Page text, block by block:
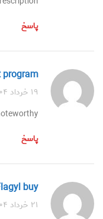
پاسخ
program
۱۹ خرداد ۱۴۰۴ در ۱۰:۴۵ ب.ظ
پاسخ
flagyl buy
۲۱ خرداد ۱۴۰۴ در ۵:۰۳ ب.ظ